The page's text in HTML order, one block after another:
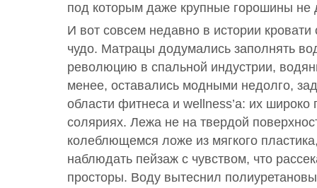
под которым даже крупные горошины не
И вот совсем недавно в истории
чудо. Матрацы додумались заполнять
революцию в спальной индустрии,
менее, оставались модными недолго,
области фитнеса и wellness’а: их
соляриях. Лежа не на твердой
колеблющемся ложе из мягкого
наблюдать пейзаж с чувством, что
просторы. Воду вытеснил